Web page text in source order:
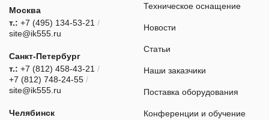
Москва
т.: +7 (495) 134-53-21 /
site@ik555.ru
Санкт-Петербург
т.: +7 (812) 458-43-21 /
+7 (812) 748-24-55 /
site@ik555.ru
Челябинск
Техническое оснащение
Новости
Статьи
Наши заказчики
Поставка оборудования
Конференции и обучение